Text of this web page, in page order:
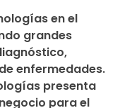
en el
grandes
enfermedades.
presenta
para el